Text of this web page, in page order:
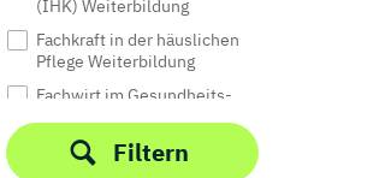
(IHK) Weiterbildung
Fachkraft in der häuslichen
Pflege Weiterbildung
Fachwirt im Gesundheits-
Weiterbildung
Gutachter Weiterbildung
Filtern